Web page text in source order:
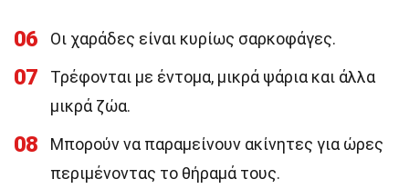
06 Οι χαράδες είναι κυρίως σαρκοφάγες.
07
Τρέφονται με έντομα, μικρά ψάρια και άλλα
μικρά ζώα.
08
Μπορούν να παραμείνουν ακίνητες για ώρες
περιμένοντας το θήραμά τους.